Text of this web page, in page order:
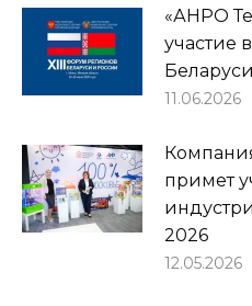
«АНРО
участие
11.06.2026
примет
2026
12.05.2026